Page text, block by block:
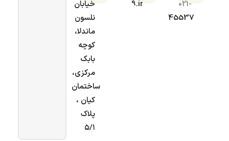
021-
45537
9.ir
خیابان
نلسون
ماندلا،
کوچه
بابک
مرکزی،
ساختمان
کیان ،
پلاک
۵/۱